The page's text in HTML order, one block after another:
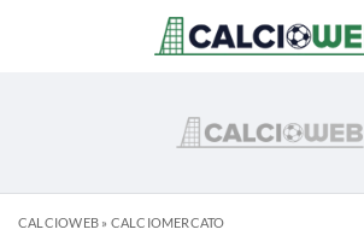
CALCIOWEB» CALCIOMERCATO